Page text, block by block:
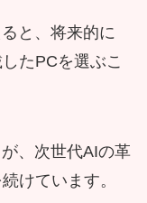
と、将来的に
たPCを選ぶこ
、次世代AIの革
けています。